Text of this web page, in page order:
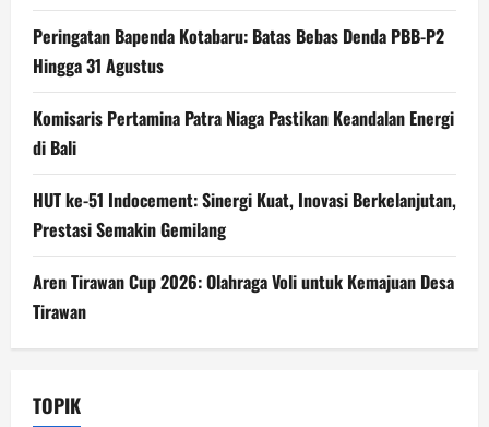
Peringatan Bapenda Kotabaru: Batas Bebas Denda PBB-P2
Hingga 31 Agustus
Komisaris Pertamina Patra Niaga Pastikan Keandalan Energi
di Bali
HUT ke-51 Indocement: Sinergi Kuat, Inovasi Berkelanjutan,
Prestasi Semakin Gemilang
Aren Tirawan Cup 2026: Olahraga Voli untuk Kemajuan Desa
Tirawan
TOPIK